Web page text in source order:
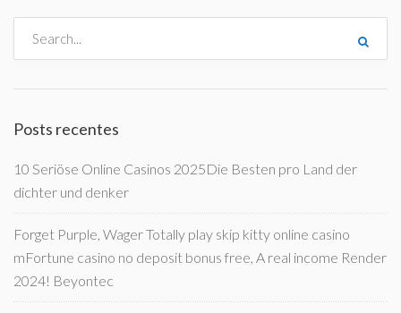
Posts recentes
10 Seriöse Online Casinos 2025Die Besten pro Land der
dichter und denker
Forget Purple, Wager Totally play skip kitty online casino
mFortune casino no deposit bonus free, A real income Render
2024! Beyontec